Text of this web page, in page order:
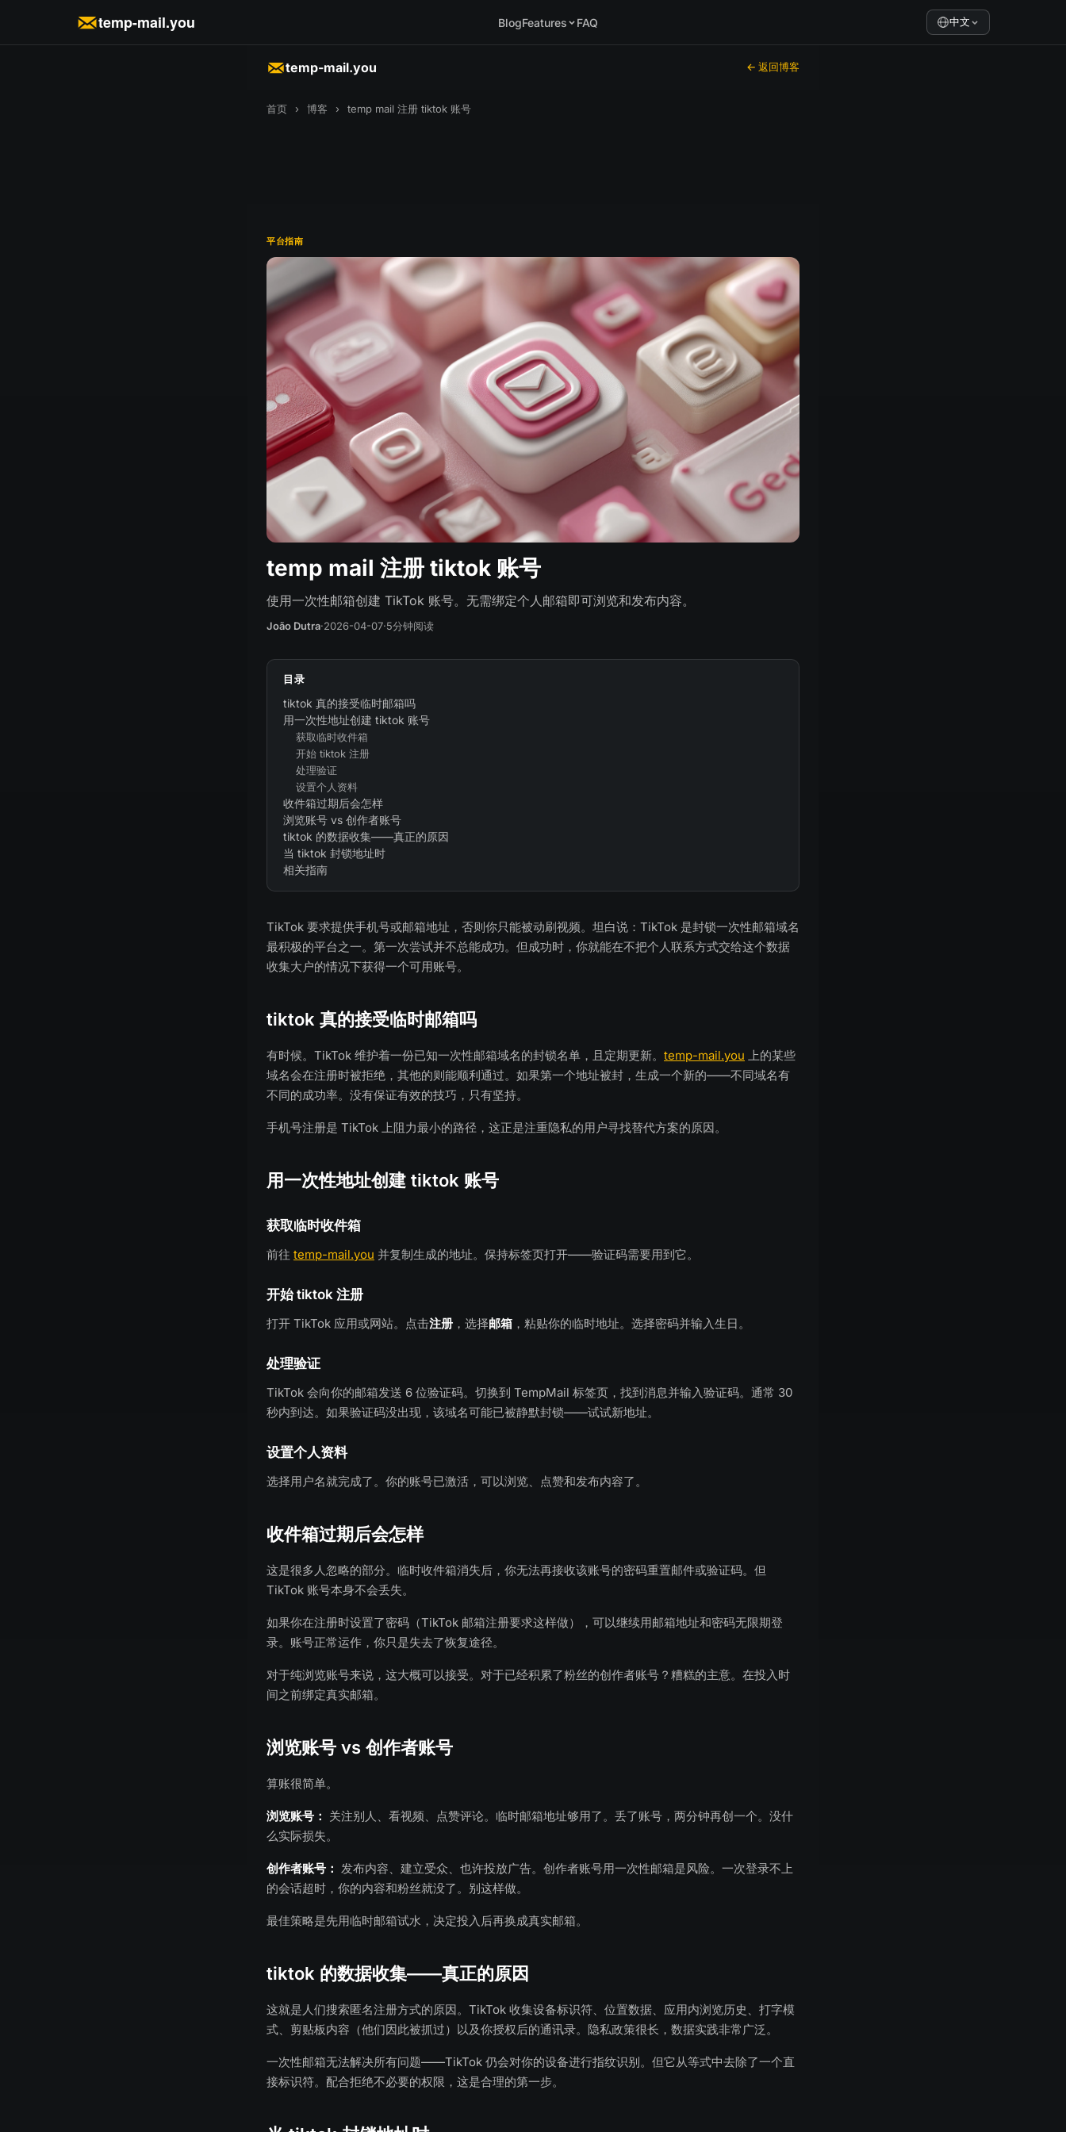
temp-mail.you BlogFeatures FAQ 中文
temp-mail.you ← 返回博客
首页 › 博客 › temp mail 注册 tiktok 账号
平台指南
temp mail 注册 tiktok 账号
使用一次性邮箱创建 TikTok 账号。无需绑定个人邮箱即可浏览和发布内容。
João Dutra·2026-04-07·5分钟阅读
目录
tiktok 真的接受临时邮箱吗
用一次性地址创建 tiktok 账号
获取临时收件箱
开始 tiktok 注册
处理验证
设置个人资料
收件箱过期后会怎样
浏览账号 vs 创作者账号
tiktok 的数据收集——真正的原因
当 tiktok 封锁地址时
相关指南
TikTok 要求提供手机号或邮箱地址，否则你只能被动刷视频。坦白说：TikTok 是封锁一次性邮箱域名
最积极的平台之一。第一次尝试并不总能成功。但成功时，你就能在不把个人联系方式交给这个数据
收集大户的情况下获得一个可用账号。
tiktok 真的接受临时邮箱吗
有时候。TikTok 维护着一份已知一次性邮箱域名的封锁名单，且定期更新。 temp-mail.you 上的某些
域名会在注册时被拒绝，其他的则能顺利通过。如果第一个地址被封，生成一个新的——不同域名有
不同的成功率。没有保证有效的技巧，只有坚持。
手机号注册是 TikTok 上阻力最小的路径，这正是注重隐私的用户寻找替代方案的原因。
用一次性地址创建 tiktok 账号
获取临时收件箱
前往 temp-mail.you 并复制生成的地址。保持标签页打开——验证码需要用到它。
开始 tiktok 注册
打开 TikTok 应用或网站。点击注册 ，选择邮箱 ，粘贴你的临时地址。选择密码并输入生日。
处理验证
TikTok 会向你的邮箱发送 6 位验证码。切换到 TempMail 标签页，找到消息并输入验证码。通常 30
秒内到达。如果验证码没出现，该域名可能已被静默封锁——试试新地址。
设置个人资料
选择用户名就完成了。你的账号已激活，可以浏览、点赞和发布内容了。
收件箱过期后会怎样
这是很多人忽略的部分。临时收件箱消失后，你无法再接收该账号的密码重置邮件或验证码。但
TikTok 账号本身不会丢失。
如果你在注册时设置了密码（TikTok 邮箱注册要求这样做），可以继续用邮箱地址和密码无限期登
录。账号正常运作，你只是失去了恢复途径。
对于纯浏览账号来说，这大概可以接受。对于已经积累了粉丝的创作者账号？糟糕的主意。在投入时
间之前绑定真实邮箱。
浏览账号 vs 创作者账号
算账很简单。
浏览账号： 关注别人、看视频、点赞评论。临时邮箱地址够用了。丢了账号，两分钟再创一个。没什
么实际损失。
创作者账号： 发布内容、建立受众、也许投放广告。创作者账号用一次性邮箱是风险。一次登录不上
的会话超时，你的内容和粉丝就没了。别这样做。
最佳策略是先用临时邮箱试水，决定投入后再换成真实邮箱。
tiktok 的数据收集——真正的原因
这就是人们搜索匿名注册方式的原因。TikTok 收集设备标识符、位置数据、应用内浏览历史、打字模
式、剪贴板内容（他们因此被抓过）以及你授权后的通讯录。隐私政策很长，数据实践非常广泛。
一次性邮箱无法解决所有问题——TikTok 仍会对你的设备进行指纹识别。但它从等式中去除了一个直
接标识符。配合拒绝不必要的权限，这是合理的第一步。